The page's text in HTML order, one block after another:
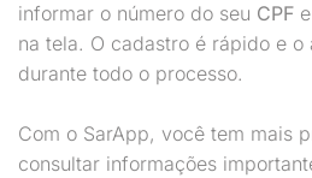
informar o número do seu CPF
na tela. O cadastro é rápido e
durante todo o processo.
Com o SarApp, você tem mais
consultar informações